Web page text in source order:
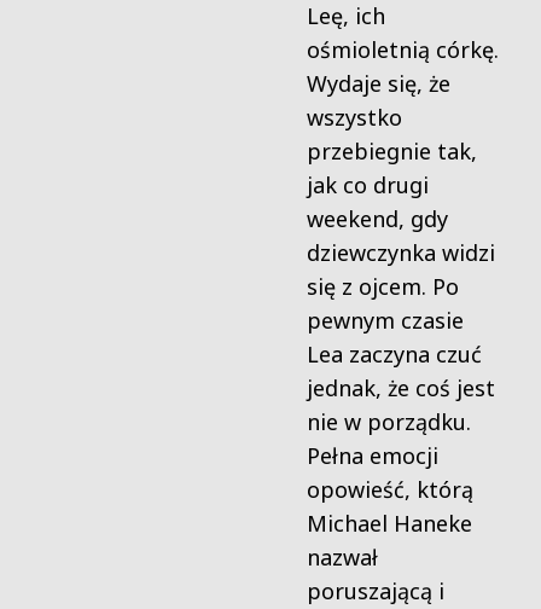
Leę, ich
ośmioletnią córkę.
Wydaje się, że
wszystko
przebiegnie tak,
jak co drugi
weekend, gdy
dziewczynka widzi
się z ojcem. Po
pewnym czasie
Lea zaczyna czuć
jednak, że coś jest
nie w porządku.
Pełna emocji
opowieść, którą
Michael Haneke
nazwał
poruszającą i